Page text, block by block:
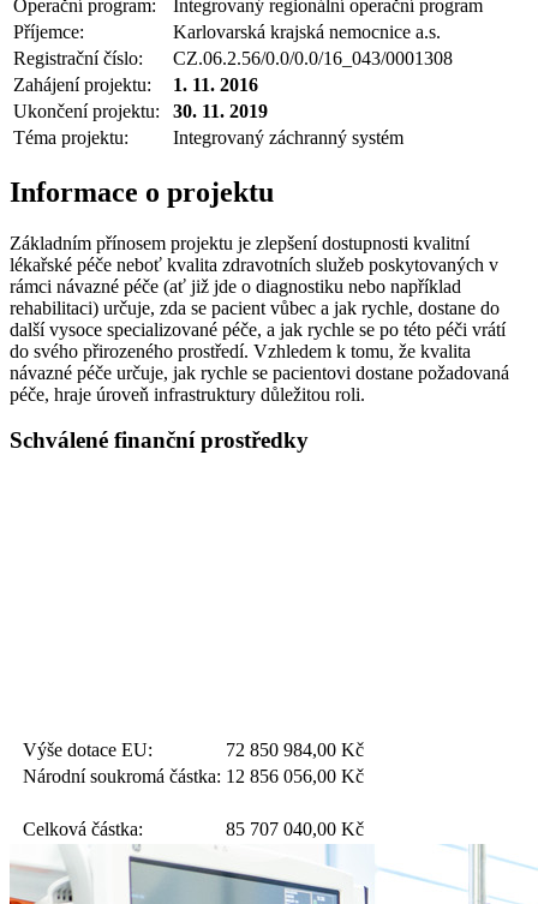
Operační program:
Integrovaný regionální operační program
Příjemce:
Karlovarská krajská nemocnice a.s.
Registrační číslo:
CZ.06.2.56/0.0/0.0/16_043/0001308
Zahájení projektu:
1. 11. 2016
Ukončení projektu:
30. 11. 2019
Téma projektu:
Integrovaný záchranný systém
Informace o projektu
Základním přínosem projektu je zlepšení dostupnosti kvalitní
lékařské péče neboť kvalita zdravotních služeb poskytovaných v
rámci návazné péče (ať již jde o diagnostiku nebo například
rehabilitaci) určuje, zda se pacient vůbec a jak rychle, dostane do
další vysoce specializované péče, a jak rychle se po této péči vrátí
do svého přirozeného prostředí. Vzhledem k tomu, že kvalita
návazné péče určuje, jak rychle se pacientovi dostane požadovaná
péče, hraje úroveň infrastruktury důležitou roli.
Schválené finanční prostředky
Výše dotace EU: 72 850 984,00 Kč
Národní soukromá částka: 12 856 056,00 Kč
Celková částka: 85 707 040,00 Kč